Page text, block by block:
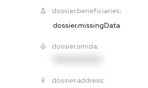
dossier.beneficiaries:
dossier.missingData
dossier.smida:
dossier.address: